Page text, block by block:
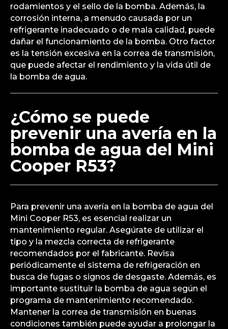
rodamientos y el sello de la bomba. Además, la
corrosión interna, a menudo causada por un
refrigerante inadecuado o de mala calidad, puede
dañar el funcionamiento de la bomba. Otro factor
es la tensión excesiva en la correa de transmisión,
que puede afectar el rendimiento y la vida útil de
la bomba de agua.
¿Cómo se puede
prevenir una avería en la
bomba de agua del Mini
Cooper R53?
Para prevenir una avería en la bomba de agua del
Mini Cooper R53, es esencial realizar un
mantenimiento regular. Asegúrate de utilizar el
tipo y la mezcla correcta de refrigerante
recomendados por el fabricante. Revisa
periódicamente el sistema de refrigeración en
busca de fugas o signos de desgaste. Además, es
importante sustituir la bomba de agua según el
programa de mantenimiento recomendado.
Mantener la correa de transmisión en buenas
condiciones también puede ayudar a prolongar la